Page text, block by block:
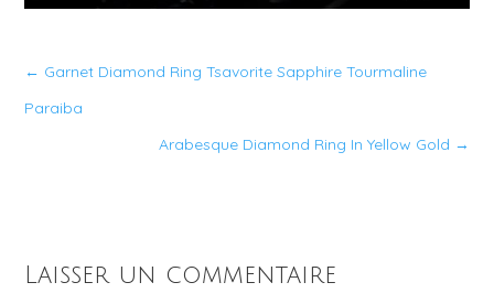
← Garnet Diamond Ring Tsavorite Sapphire Tourmaline
Paraiba
Arabesque Diamond Ring In Yellow Gold →
Laisser un commentaire